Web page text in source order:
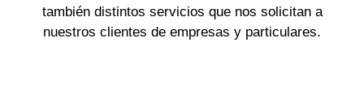
también distintos servicios que nos solicitan a
nuestros clientes de empresas y particulares.